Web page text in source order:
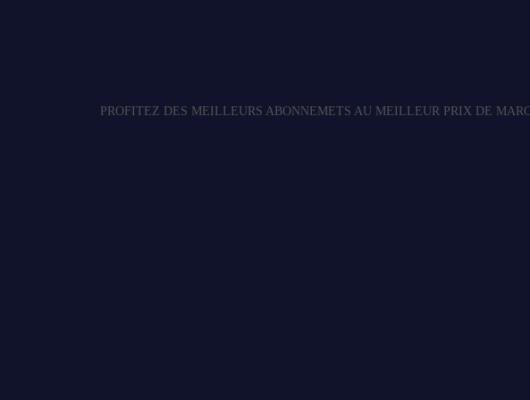
PROFITEZ DES MEILLEURS ABONNEMETS AU MEILLEUR PRIX DE